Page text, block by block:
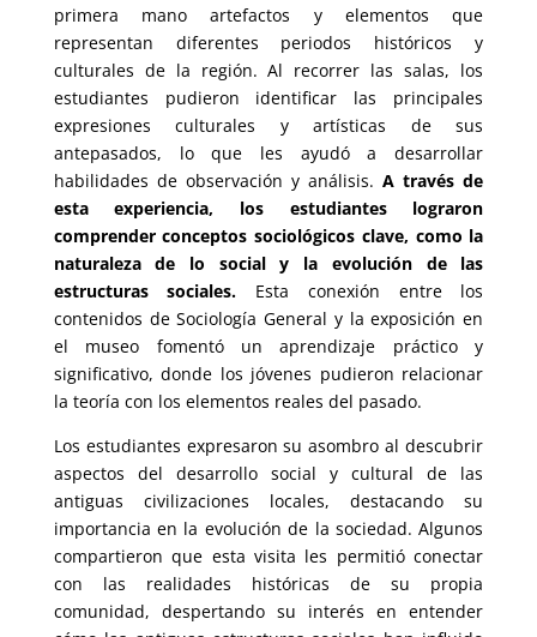
primera mano artefactos y elementos que
representan diferentes periodos históricos y
culturales de la región. Al recorrer las salas, los
estudiantes pudieron identificar las principales
expresiones culturales y artísticas de sus
antepasados, lo que les ayudó a desarrollar
habilidades de observación y análisis. A través de
esta experiencia, los estudiantes lograron
comprender conceptos sociológicos clave, como la
naturaleza de lo social y la evolución de las
estructuras sociales. Esta conexión entre los
contenidos de Sociología General y la exposición en
el museo fomentó un aprendizaje práctico y
significativo, donde los jóvenes pudieron relacionar
la teoría con los elementos reales del pasado.
Los estudiantes expresaron su asombro al descubrir
aspectos del desarrollo social y cultural de las
antiguas civilizaciones locales, destacando su
importancia en la evolución de la sociedad. Algunos
compartieron que esta visita les permitió conectar
con las realidades históricas de su propia
comunidad, despertando su interés en entender